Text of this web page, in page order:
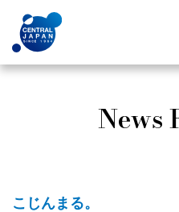
News
こじんまる。